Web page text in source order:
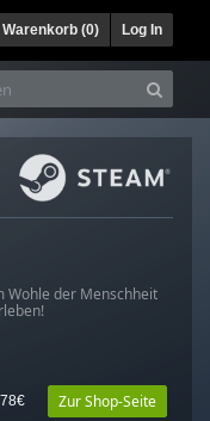
Warenkorb (0) Log In
Wohle der Menschheit
Zur Shop-Seite